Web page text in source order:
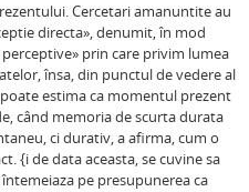
Cercetari amanuntite au
directa», denumit, în mod
prin care privim lumea
însa, din punctul de vedere al
estima ca momentul prezent
când memoria de scurta durata
ci durativ, a afirma, cum o
{i de data aceasta, se cuvine sa
pe presupunerea ca